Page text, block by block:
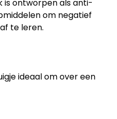
is ontworpen als anti-
om negatief
te leren.
ideaal om over een